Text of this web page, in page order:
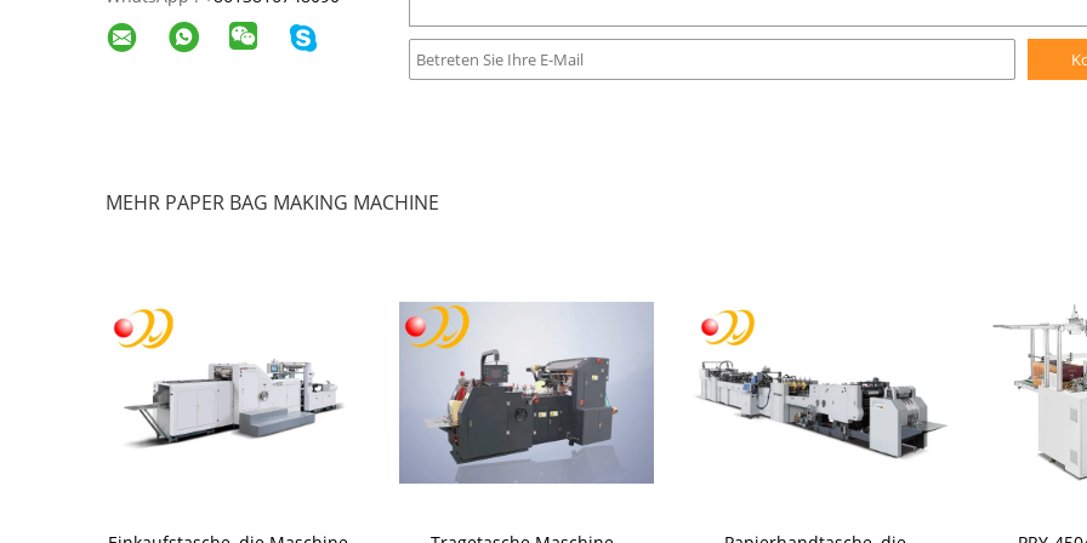
MEHR PAPER BAG MAKING MACHINE